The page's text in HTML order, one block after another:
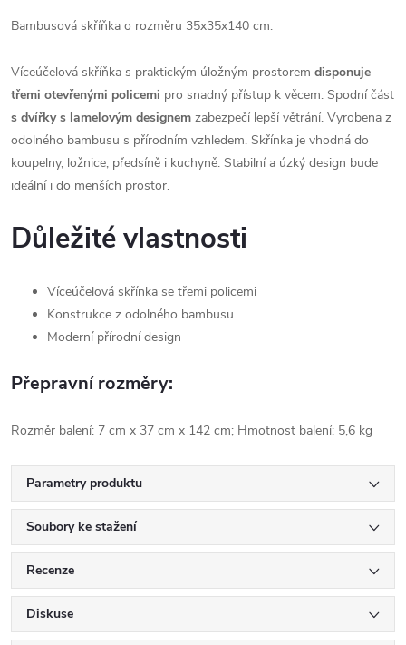
Bambusová skříňka o rozměru 35x35x140 cm.
Víceúčelová skříňka s praktickým úložným prostorem disponuje
třemi otevřenými policemi pro snadný přístup k věcem. Spodní část
s dvířky s lamelovým designem zabezpečí lepší větrání. Vyrobena z
odolného bambusu s přírodním vzhledem. Skřínka je vhodná do
koupelny, ložnice, předsíně i kuchyně. Stabilní a úzký design bude
ideální i do menších prostor.
Důležité vlastnosti
Víceúčelová skřínka se třemi policemi
Konstrukce z odolného bambusu
Moderní přírodní design
Přepravní rozměry:
Rozměr balení: 7 cm x 37 cm x 142 cm; Hmotnost balení: 5,6 kg
Parametry produktu
Soubory ke stažení
Recenze
Diskuse